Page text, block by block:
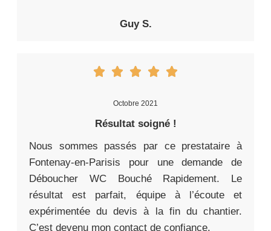
Guy S.
Octobre 2021
Résultat soigné !
Nous sommes passés par ce prestataire à
Fontenay-en-Parisis pour une demande de
Déboucher WC Bouché Rapidement. Le
résultat est parfait, équipe à l’écoute et
expérimentée du devis à la fin du chantier.
C’est devenu mon contact de confiance.